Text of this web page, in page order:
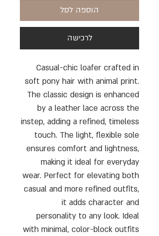
הוספה לסל
לרכישה
Casual-chic loafer crafted in
soft pony hair with animal print.
The classic design is enhanced
by a leather lace across the
instep, adding a refined, timeless
touch. The light, flexible sole
ensures comfort and lightness,
making it ideal for everyday
wear. Perfect for elevating both
casual and more refined outfits,
it adds character and
personality to any look. Ideal
with minimal, color-block outfits